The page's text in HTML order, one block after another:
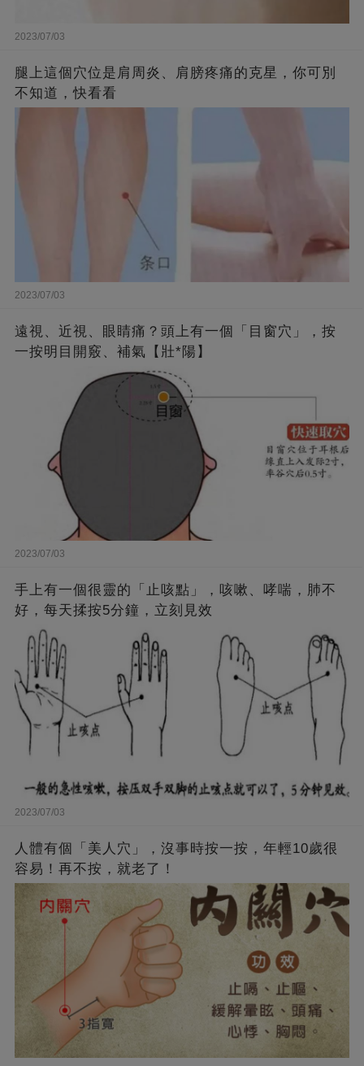
2023/07/03
腿上這個穴位是肩周炎、肩膀疼痛的克星，你可別
不知道，快看看
2023/07/03
遠視、近視、眼睛痛？頭上有一個「目窗穴」，按
一按明目開竅、補氣【壯*陽】
2023/07/03
手上有一個很靈的「止咳點」，咳嗽、哮喘，肺不
好，每天揉按5分鐘，立刻見效
2023/07/03
人體有個「美人穴」，沒事時按一按，年輕10歲很
容易！再不按，就老了！